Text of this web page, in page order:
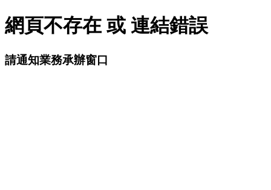
網頁不存在 或 連結錯誤
請通知業務承辦窗口